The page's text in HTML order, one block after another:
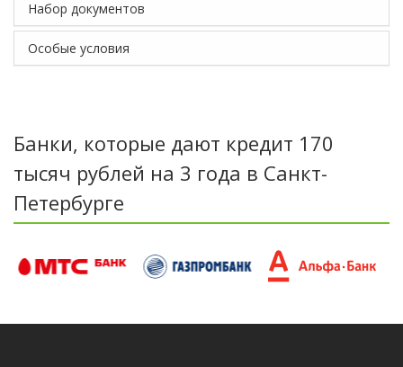
Набор документов
Особые условия
Банки, которые дают кредит 170
тысяч рублей на 3 года в Санкт-
Петербурге